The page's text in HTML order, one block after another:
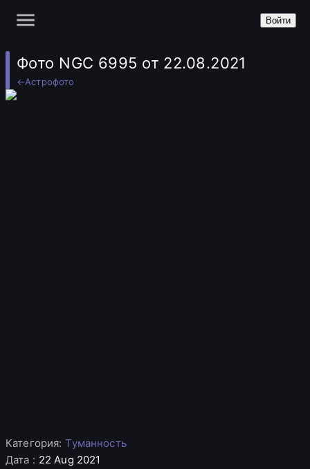
Войти
Фото NGC 6995 от 22.08.2021
←Астрофото
Категория: Туманность
Дата : 22 Aug 2021